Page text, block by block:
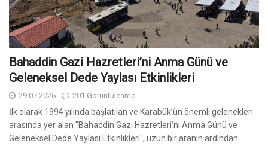
Bahaddin Gazi Hazretleri’ni Anma Günü ve
Geleneksel Dede Yaylası Etkinlikleri
29.07.2026 201 Görüntülenme
İlk olarak 1994 yılında başlatılan ve Karabük’ün önemli gelenekleri
arasında yer alan "Bahaddin Gazi Hazretleri’ni Anma Günü ve
Geleneksel Dede Yaylası Etkinlikleri", uzun bir aranın ardından